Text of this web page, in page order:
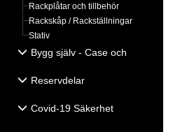
Rackplåtar och tillbehör
Rackskåp / Rackställningar
Stativ
Bygg själv - Case och
Reservdelar
Covid-19 Säkerhet